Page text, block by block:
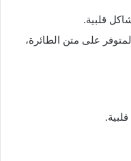
قلبية.
على متن الطائرة،